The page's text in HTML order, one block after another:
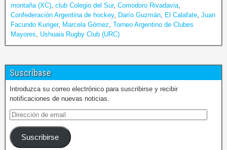
montaña (XC) club Colegio del Sur, Comodoro Rivadavia
Confederación Argentina de hockey, Darío Guzmán El Calafate Juan
Facundo Kuriger, Marcela Gómez Torneo Argentino de Clubes
Mayores
Ushuaia Rugby Club (URC)
Suscríbase
Introduzca su correo electrónico para suscribirse y recibir
notificaciones de nuevas noticias.
Suscribirse